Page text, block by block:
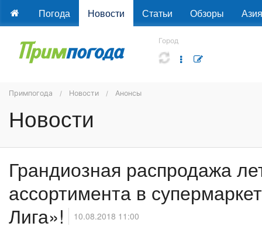
Погода Новости Статьи Обзоры Азия
Город
Примпогода Новости Анонсы
Новости
Грандиозная распродажа
ассортимента в
Лига»!
10.08.2018 11:00